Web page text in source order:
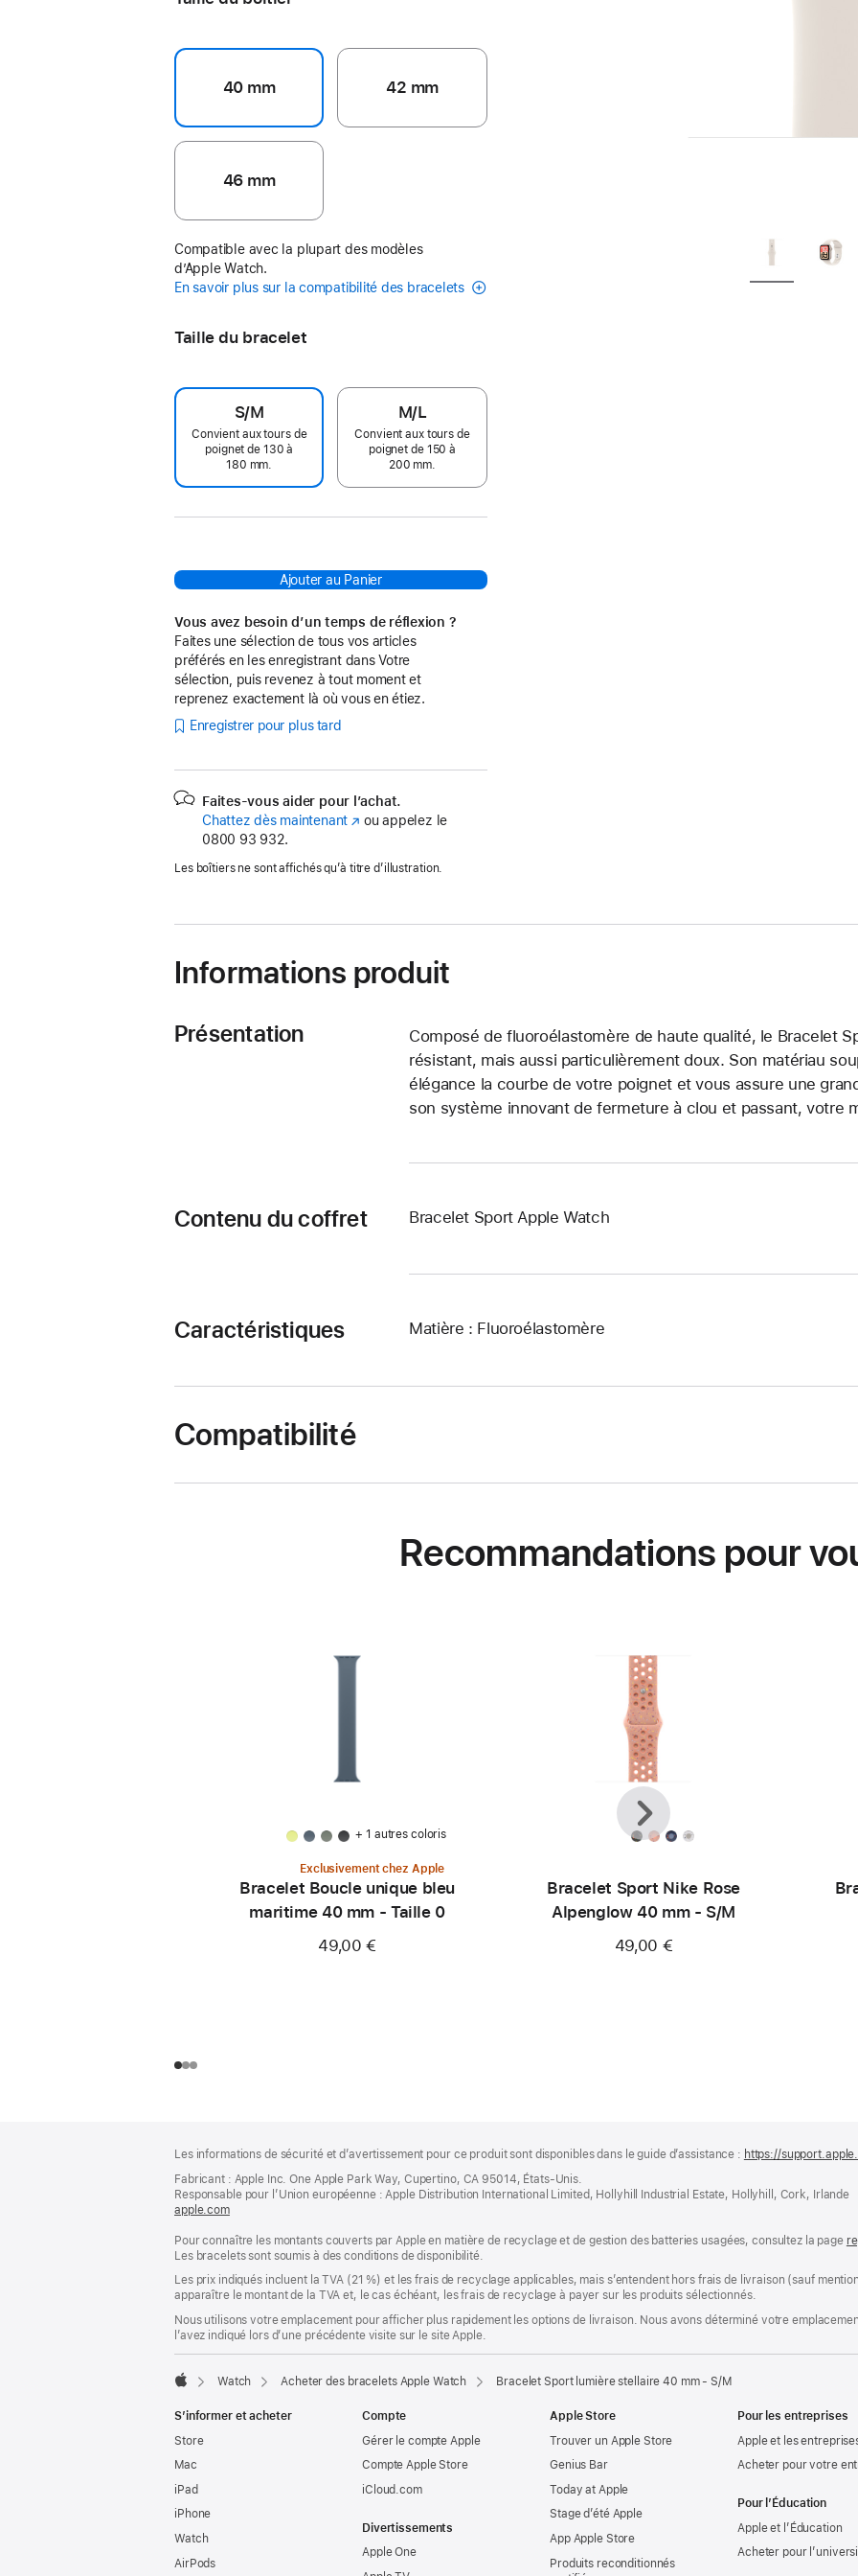
40 mm 42 mm
46 mm
Compatible avec la plupart des modèles
d’Apple Watch.
En savoir plus sur la compatibilité des bracelets
Taille du bracelet
S/M
Convient aux tours de
poignet de 130 à
180 mm.
M/L
Convient aux tours de
poignet de 150 à
200 mm.
Ajouter au Panier
Vous avez besoin d’un temps de réflexion ?
Faites une sélection de tous vos articles
préférés en les enregistrant dans Votre
sélection, puis revenez à tout moment et
reprenez exactement là où vous en étiez.
Enregistrer pour plus tard
Faites-vous aider pour l’achat.
Chattez dès maintenant (s’ouvre
nouvelle
ou appelez le
0800 93 932.
Les boîtiers ne sont affichés qu’à titre d’illustration.
Informations produit
Présentation
Composé de fluoroélastomère de haute qualité, le Bracelet
résistant, mais aussi particulièrement doux. Son matériau
élégance la courbe de votre poignet et vous assure une
son système innovant de fermeture à clou et passant, votre
Contenu du coffret Bracelet Sport Apple Watch
Caractéristiques Matière : Fluoroélastomère
Compatibilité
Recommandations pour
+ 1 autres coloris
Exclusivement chez Apple
Bracelet Boucle unique bleu
maritime 40 mm - Taille 0
49,00 €
Bracelet Sport Nike Rose
Alpenglow 40 mm - S/M
49,00 €
Précédent
Suivant
de
page
de
bas
de
page
Les informations de sécurité et d’avertissement pour ce produit sont disponibles dans le guide d’assistance : https://
Fabricant : Apple Inc. One Apple Park Way, Cupertino, CA 95014, États-Unis.
Responsable pour l’Union européenne : Apple Distribution International Limited, Hollyhill Industrial Estate, Hollyhill, Cork, Irlande
apple.com(s’ouvre
une
nouvelle
fenêtre)
Pour connaître les montants couverts par Apple en matière de recyclage et de gestion des batteries usagées, consultez la page
Les bracelets sont soumis à des conditions de disponibilité.
Les prix indiqués incluent la TVA (21 %) et les frais de recyclage applicables, mais s’entendent hors frais de livraison (sauf
apparaître le montant de la TVA et, le cas échéant, les frais de recyclage à payer sur les produits sélectionnés.
Nous utilisons votre emplacement pour afficher plus rapidement les options de livraison. Nous avons déterminé votre
l’avez indiqué lors d’une précédente visite sur le site Apple.
Watch Acheter des bracelets Apple Watch Bracelet Sport lumière stellaire 40 mm - S/M
S’informer et acheter
Store
Mac
iPad
iPhone
Watch
AirPods
Compte
Gérer le compte Apple
Compte Apple Store
iCloud.com
Divertissements
Apple One
Apple Store
Trouver un Apple Store
Genius Bar
Today at Apple
Stage d’été Apple
App Apple Store
Produits reconditionnés
Pour les entreprises
Apple et les
Acheter pour votre
Pour l’Éducation
Apple et l’Éducation
Acheter pour